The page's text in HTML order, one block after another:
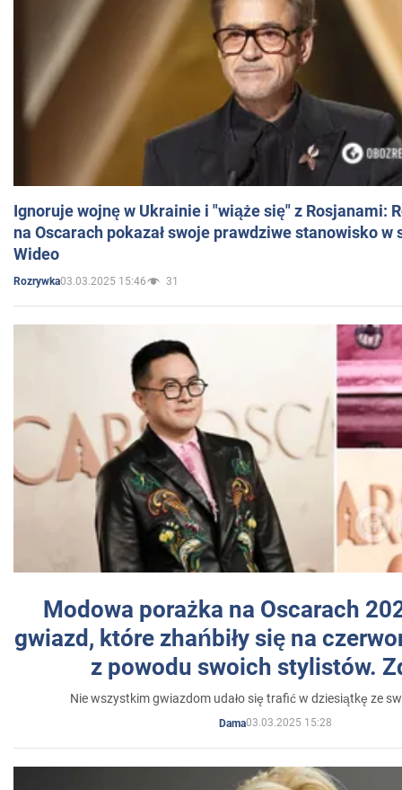
Ignoruje wojnę w Ukrainie i "wiąże się" z Rosjanami:
na Oscarach pokazał swoje prawdziwe stanowisko w
Wideo
Rozrywka03.03.2025 15:46 31
Modowa porażka na Oscarach
gwiazd, które zhańbiły się na
z powodu swoich stylistów.
Nie wszystkim gwiazdom udało się trafić w dziesiątkę ze
Dama03.03.2025 15:28